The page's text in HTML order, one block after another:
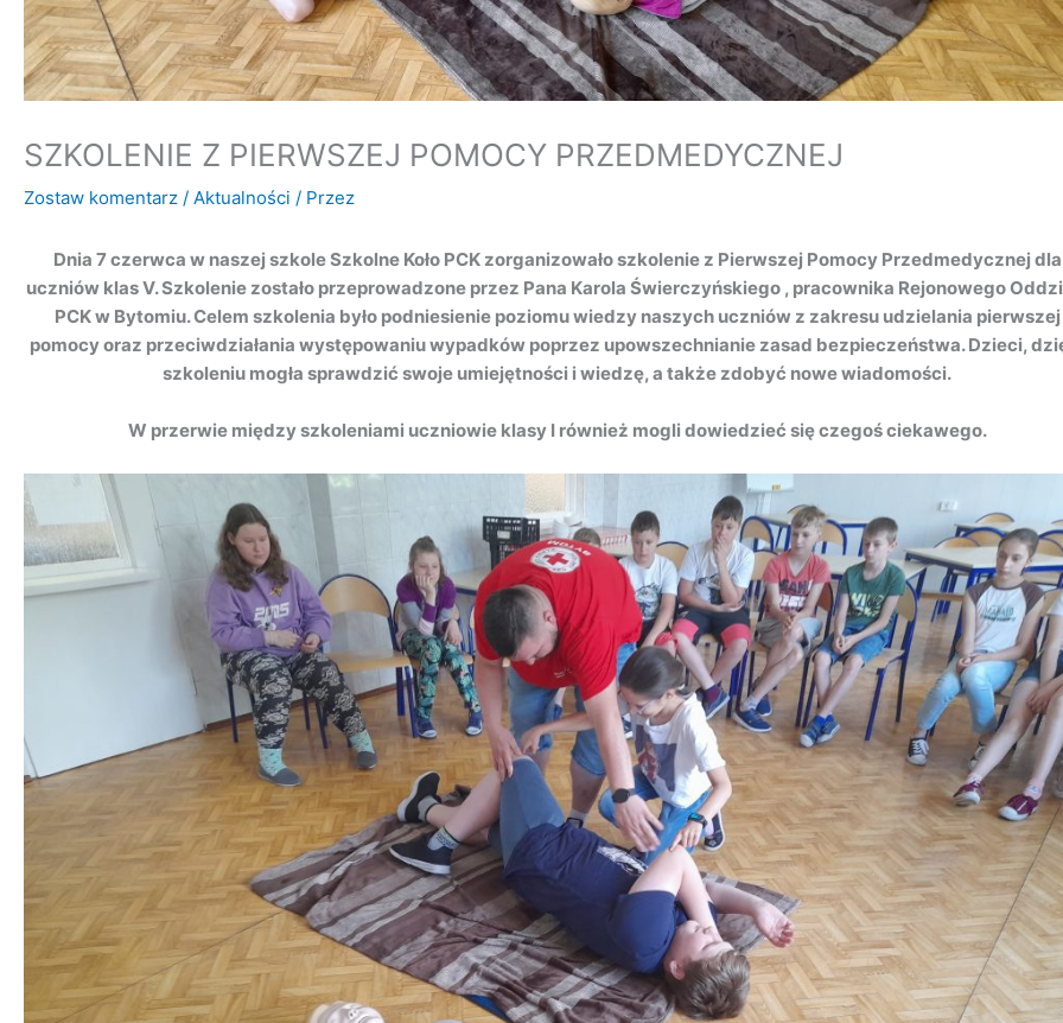
SZKOLENIE Z PIERWSZEJ POMOCY PRZEDMEDYCZNEJ
Zostaw komentarz / Aktualności / Przez
Dnia 7 czerwca w naszej szkole Szkolne Koło PCK zorganizowało szkolenie z Pierwszej Pomocy Przedmedycznej dla
uczniów klas V. Szkolenie zostało przeprowadzone przez Pana Karola Świerczyńskiego , pracownika Rejonowego
PCK w Bytomiu. Celem szkolenia było podniesienie poziomu wiedzy naszych uczniów z zakresu udzielania pierwszej
pomocy oraz przeciwdziałania występowaniu wypadków poprzez upowszechnianie zasad bezpieczeństwa. Dzieci,
szkoleniu mogła sprawdzić swoje umiejętności i wiedzę, a także zdobyć nowe wiadomości.
W przerwie między szkoleniami uczniowie klasy I również mogli dowiedzieć się czegoś ciekawego.